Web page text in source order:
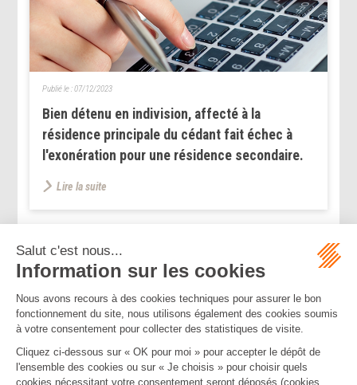
Bien détenu en indivision, affecté à la
résidence principale du cédant fait échec à
l'exonération pour une résidence secondaire.
Publié le :07/12/2023
Lire la suite
<< < ... 166
>>